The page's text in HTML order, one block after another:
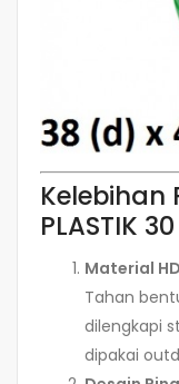
Kelebihan
PLASTIK
Material
Tahan
dilengkapi
dipakai